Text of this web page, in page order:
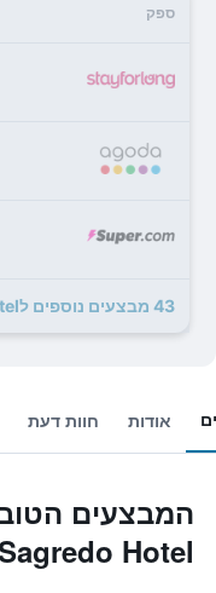
ספק
43 מבצעים נוספים לCa' Sagredo Hotel
אודות חוות דעת
Hotel